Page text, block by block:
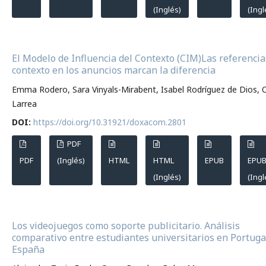
(Inglés)
El Modelo de Influencia del Contexto (CIM)Las
contexto en los anuncios marcan la diferencia
Emma Rodero, Sara Vinyals-Mirabent, Isabel Rodríguez de Dios,
Larrea
DOI: https://doi.org/10.31921/doxacom.2801
PDF
PDF
(Inglés)
HTML
HTML
(Inglés)
EPUB
Los videojuegos como soporte publicitario. Análisis
comparativo entre estudiantes universitarios en
España